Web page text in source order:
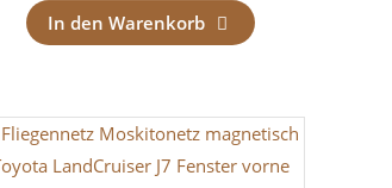
In den Warenkorb